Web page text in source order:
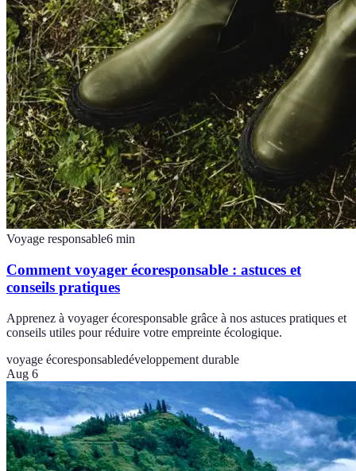
Voyage responsable6 min
Comment voyager écoresponsable : astuces et
conseils pratiques
Apprenez à voyager écoresponsable grâce à nos astuces pratiques et
conseils utiles pour réduire votre empreinte écologique.
voyage écoresponsabledéveloppement durable
Aug 6